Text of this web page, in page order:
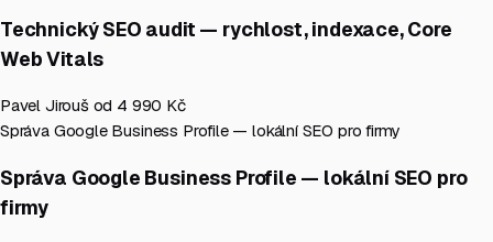
Technický SEO audit — rychlost, indexace, Core
Web Vitals
Pavel Jirouš od 4 990 Kč
Správa Google Business Profile — lokální SEO pro firmy
Správa Google Business Profile — lokální SEO pro
firmy